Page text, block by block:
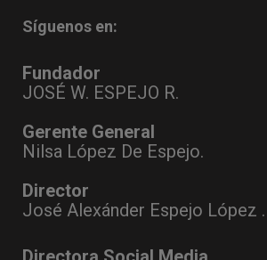
Síguenos en:
Fundador
JOSÉ W. ESPEJO R.
Gerente General
Nilsa López De Espejo.
Director
José Alexánder Espejo López .